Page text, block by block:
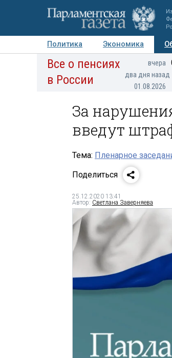
Политика Экономика
Авторы Персоны
Все о пенсиях
в России
вчера
два дня назад
01.08.2026
За
введут
Тема: Пленарное
Поделиться
25.12.2020 13:41
Автор: Светлана Заверняева